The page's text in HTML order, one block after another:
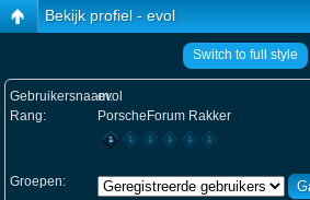
Bekijk profiel - evol
Switch to full style
Gebruikersnaam:
evol
Rang:
PorscheForum Rakker
Groepen: